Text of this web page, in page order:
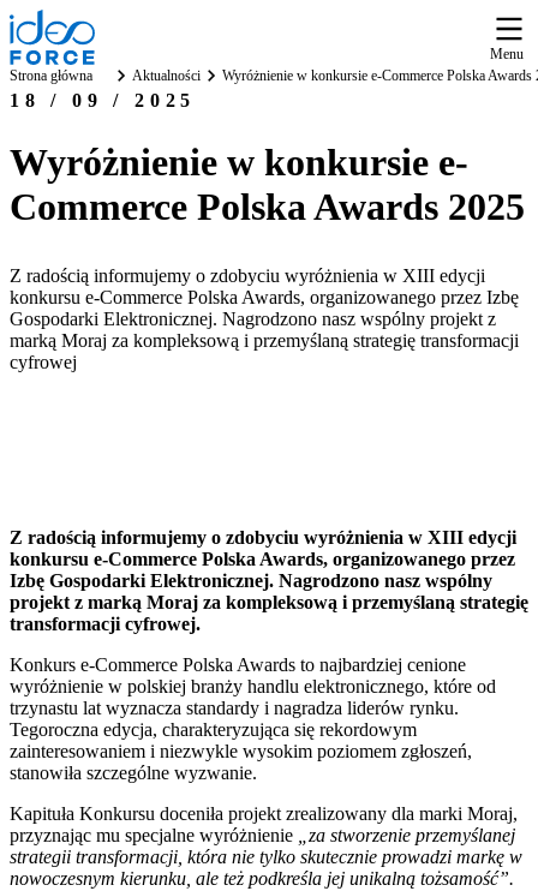
Menu
Strona główna
Aktualności Wyróżnienie w konkursie e-Commerce Polska Awards
18 / 09 / 2025
Wyróżnienie w konkursie e-
Commerce Polska Awards 2025
Z radością informujemy o zdobyciu wyróżnienia w XIII edycji
konkursu e-Commerce Polska Awards, organizowanego przez Izbę
Gospodarki Elektronicznej. Nagrodzono nasz wspólny projekt z
marką Moraj za kompleksową i przemyślaną strategię transformacji
cyfrowej
Z radością informujemy o zdobyciu wyróżnienia w XIII edycji
konkursu e-Commerce Polska Awards, organizowanego przez
Izbę Gospodarki Elektronicznej. Nagrodzono nasz wspólny
projekt z marką Moraj za kompleksową i przemyślaną strategię
transformacji cyfrowej.
Konkurs e-Commerce Polska Awards to najbardziej cenione
wyróżnienie w polskiej branży handlu elektronicznego, które od
trzynastu lat wyznacza standardy i nagradza liderów rynku.
Tegoroczna edycja, charakteryzująca się rekordowym
zainteresowaniem i niezwykle wysokim poziomem zgłoszeń,
stanowiła szczególne wyzwanie.
Kapituła Konkursu doceniła projekt zrealizowany dla marki Moraj,
przyznając mu specjalne wyróżnienie „za stworzenie przemyślanej
strategii transformacji, która nie tylko skutecznie prowadzi markę w
nowoczesnym kierunku, ale też podkreśla jej unikalną tożsamość”.